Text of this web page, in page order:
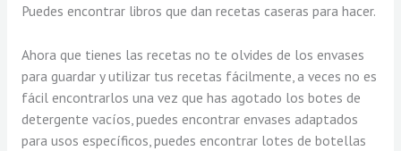
Puedes encontrar libros que dan recetas caseras para hacer.
Ahora que tienes las recetas no te olvides de los envases
para guardar y utilizar tus recetas fácilmente, a veces no es
fácil encontrarlos una vez que has agotado los botes de
detergente vacíos, puedes encontrar envases adaptados
para usos específicos, puedes encontrar lotes de botellas